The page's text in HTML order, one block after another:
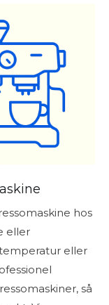
hos
eller
eller
så